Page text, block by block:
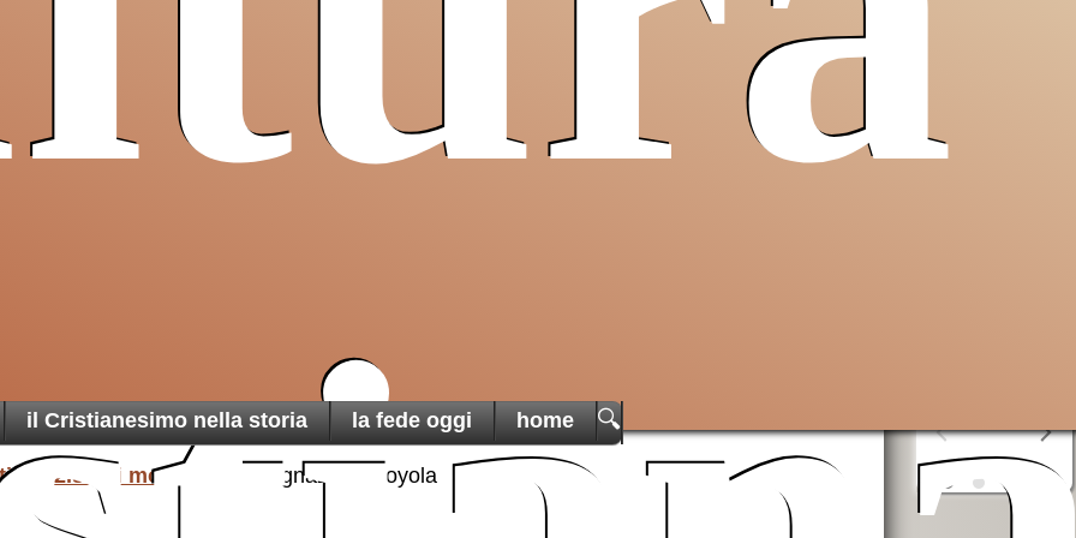
il Cristianesimo nella storia la fede oggi home 🔍
2.santi moderni S.Ignazio di Loyola
Opera San